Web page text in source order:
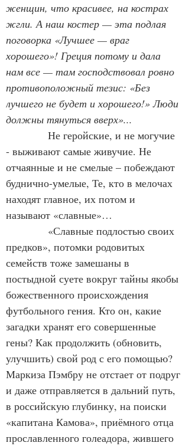
женщин, что красивее, на кострах
жгли. А наш костер — эта подлая
поговорка «Лучшее — враг
хорошего»! Греция потому и дала
нам все — там господствовал ровно
противоположный тезис: «Без
лучшего не будет и хорошего!» Люди
должны тянуться вверх»...
Не геройские, и не могучие
- выживают самые живучие. Не
отчаянные и не смелые – побеждают
буднично-умелые, Те, кто в мелочах
находят главное, их потом и
называют «славные»…
«Славные подлостью своих
предков», потомки родовитых
семейств тоже замешаны в
постыдной суете вокруг тайны якобы
божественного происхождения
футбольного гения. Кто он, какие
загадки хранят его совершенные
гены? Как продолжить (обновить,
улучшить) свой род с его помощью?
Маркиза Пэмбру не отстает от подруг
и даже отправляется в дальний путь,
в российскую глубинку, на поиски
«капитана Камова», приёмного отца
прославленного голеадора, жившего